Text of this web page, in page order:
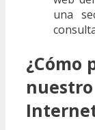
una
¿Cómo